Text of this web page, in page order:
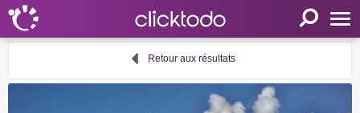
Retour aux résultats